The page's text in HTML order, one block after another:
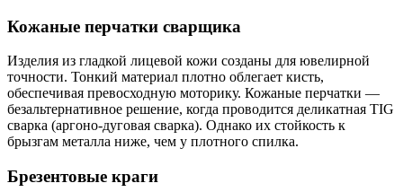
Кожаные перчатки сварщика
Изделия из гладкой лицевой кожи созданы для ювелирной
точности. Тонкий материал плотно облегает кисть,
обеспечивая превосходную моторику. Кожаные перчатки —
безальтернативное решение, когда проводится деликатная TIG
сварка (аргоно-дуговая сварка). Однако их стойкость к
брызгам металла ниже, чем у плотного спилка.
Брезентовые краги